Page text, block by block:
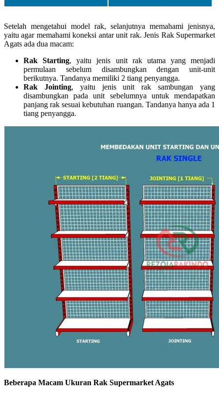
Setelah mengetahui model rak, selanjutnya memahami jenisnya,
yaitu agar memahami koneksi antar unit rak. Jenis Rak Supermarket
Agats ada dua macam:
Rak Starting, yaitu jenis unit rak utama yang menjadi
permulaan sebelum disambungkan dengan unit-unit
berikutnya. Tandanya memiliki 2 tiang penyangga.
Rak Jointing, yaitu jenis unit rak sambungan yang
disambungkan pada unit sebelumnya untuk mendapatkan
panjang rak sesuai kebutuhan ruangan. Tandanya hanya ada 1
tiang penyangga.
Beberapa Macam Ukuran Rak Supermarket Agats